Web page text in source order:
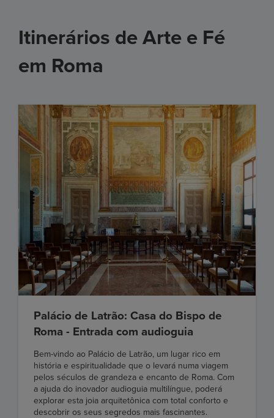
Itinerários de Arte e Fé
em Roma
Palácio de Latrão: Casa do Bispo de
Roma - Entrada com audioguia
Bem-vindo ao Palácio de Latrão, um lugar rico em
história e espiritualidade que o levará numa viagem
pelos séculos de grandeza e encanto de Roma. Com
a ajuda do inovador audioguia multilíngue, poderá
explorar esta joia arquitetônica com total conforto e
descobrir os seus segredos mais fascinantes.